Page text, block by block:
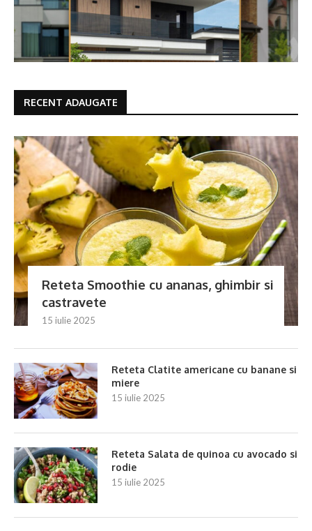
RECENT ADAUGATE
Reteta Smoothie cu ananas, ghimbir si
castravete
15 iulie 2025
Reteta Clatite americane cu banane si
miere
15 iulie 2025
Reteta Salata de quinoa cu avocado si
rodie
15 iulie 2025